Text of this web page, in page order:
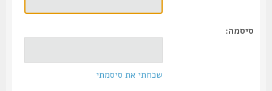
סיסמה:
שכחתי את סיסמתי